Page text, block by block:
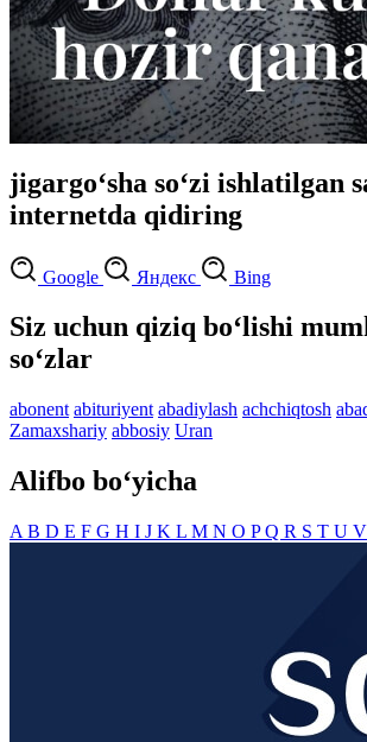
jigargo‘sha so‘zi ishlatilgan
internetda qidiring
Google Яндекс Bing
Siz uchun qiziq bo‘lishi
so‘zlar
abonent abituriyent abadiylash achchiqtosh
Zamaxshariy abbosiy Uran
Alifbo bo‘yicha
A B D E F G H I J K L M N O PQ R S T U V